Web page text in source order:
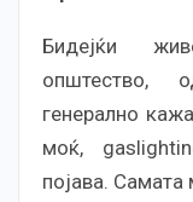
Бидејќи
општество,
генерално
моќ,
појава.